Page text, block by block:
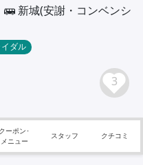
新城(安謝・コンベンシ
ダル
3
クーポン･
メニュー
スタッフ クチコミ